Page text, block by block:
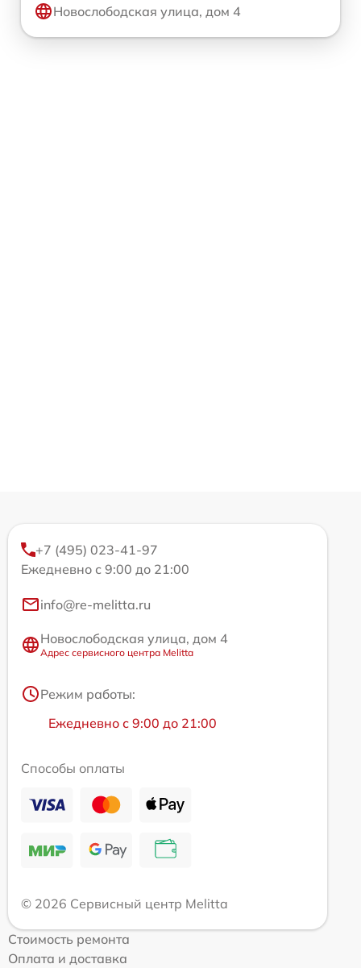
Новослободская улица, дом 4
+7 (495) 023-41-97
Ежедневно с 9:00 до 21:00
info@re-melitta.ru
Новослободская улица, дом 4
Адрес сервисного центра Melitta
Режим работы:
Ежедневно с 9:00 до 21:00
Способы оплаты
© 2026 Сервисный центр Melitta
Стоимость ремонта
Оплата и доставка